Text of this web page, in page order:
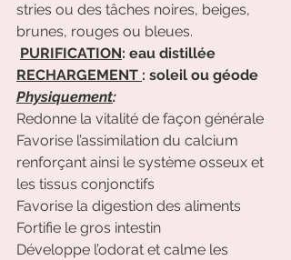
stries ou des tâches noires, beiges,
brunes, rouges ou bleues.
PURIFICATION: eau distillée
RECHARGEMENT : soleil ou géode
Physiquement:
Redonne la vitalité de façon générale
Favorise l’assimilation du calcium
renforçant ainsi le système osseux et
les tissus conjonctifs
Favorise la digestion des aliments
Fortifie le gros intestin
Développe l’odorat et calme les